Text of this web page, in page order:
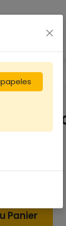
Panier